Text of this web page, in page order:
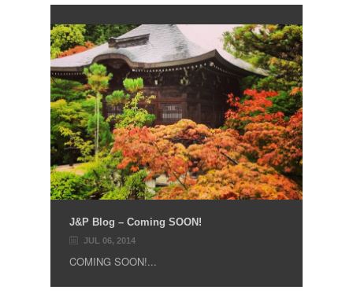
J&P Blog – Coming SOON!
JUL 06, 2014
COMING SOON!...